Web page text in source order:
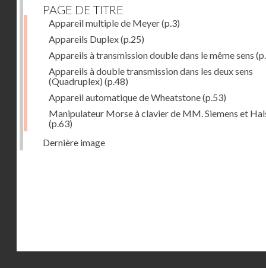
PAGE DE TITRE
Appareil multiple de Meyer(p.3)
Appareils Duplex(p.25)
Appareils à transmission double dans le même sens
Appareils à double transmission dans les deux sens
(Quadruplex) (p.48)
Appareil automatique de Wheatstone(p.53)
Manipulateur Morse à clavier de MM. Siemens et
(p.63)
Dernière image